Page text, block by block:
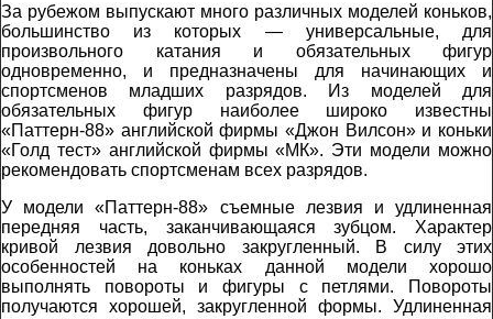
За рубежом выпускают много различных моделей коньков,
большинство из которых — универсальные, для
произвольного катания и обязательных фигур
одновременно, и предназначены для начинающих и
спортсменов младших разрядов. Из моделей для
обязательных фигур наиболее широко известны
«Паттерн-88» английской фирмы «Джон Вилсон» и коньки
«Голд тест» английской фирмы «МК». Эти модели можно
рекомендовать спортсменам всех разрядов.
У модели «Паттерн-88» съемные лезвия и удлиненная
передняя часть, заканчивающаяся зубцом. Характер
кривой лезвия довольно закругленный. В силу этих
особенностей на коньках данной модели хорошо
выполнять повороты и фигуры с петлями. Повороты
получаются хорошей, закругленной формы. Удлиненная